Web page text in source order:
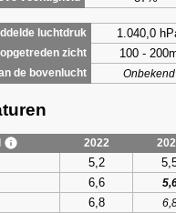
luchtdruk 1.040,0
zicht 100 -
de bovenlucht Onbekend
2022
5,2
6,6
6,8